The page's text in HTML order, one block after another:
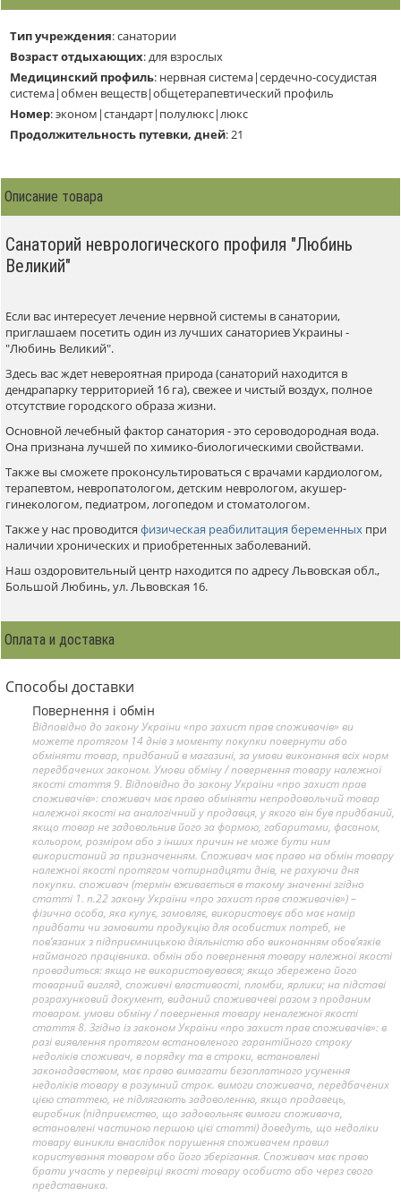
Тип учреждения:санатории
Возраст отдыхающих: для взрослых
Медицинский профиль: нервная система|сердечно-сосудистая
система|обмен веществ|общетерапевтический профиль
Номер:эконом|стандарт|полулюкс|люкс
Продолжительность путевки, дней: 21
Описание товара
Санаторий неврологического профиля "Любинь
Великий"
Если вас интересует лечение нервной системы в санатории,
приглашаем посетить один из лучших санаториев Украины -
"Любинь Великий".
Здесь вас ждет невероятная природа (санаторий находится в
дендрапарку территорией 16 га), свежее и чистый воздух, полное
отсутствие городского образа жизни.
Основной лечебный фактор санатория - это сероводородная вода.
Она признана лучшей по химико-биологическими свойствами.
Также вы сможете проконсультироваться с врачами кардиологом,
терапевтом, невропатологом, детским неврологом, акушер-
гинекологом, педиатром, логопедом и стоматологом.
Также у нас проводится физическая реабилитация беременных при
наличии хронических и приобретенных заболеваний.
Наш оздоровительный центр находится по адресу Львовская обл.,
Большой Любинь, ул. Львовская 16.
Оплата и доставка
Способы доставки
Повернення і обмін
Відповідно до закону України «про захист прав споживачів» ви
можете протягом 14 днів з моменту покупки повернути або
обміняти товар, придбаний в магазині, за умови виконання всіх норм
передбачених законом. Умови обміну / повернення товару належної
якості стаття 9. Відповідно до закону України «про захист прав
споживачів»: споживач має право обміняти непродовольчий товар
належної якості на аналогічний у продавця, у якого він був придбаний,
якщо товар не задовольнив його за формою, габаритами, фасоном,
кольором, розміром або з інших причин не може бути ним
використаний за призначенням. Споживач має право на обмін товару
належної якості протягом чотирнадцяти днів, не рахуючи дня
покупки. споживач (термін вживається в такому значенні згідно
статті 1. п.22 закону України «про захист прав споживачів») –
фізична особа, яка купує, замовляє, використовує або має намір
придбати чи замовити продукцію для особистих потреб, не
пов’язаних з підприємницькою діяльністю або виконанням обов’язків
найманого працівника. обмін або повернення товару належної якості
провадиться: якщо не використовувався; якщо збережено його
товарний вигляд, споживчі властивості, пломби, ярлики; на підставі
розрахунковий документ, виданий споживачеві разом з проданим
товаром. умови обміну / повернення товару неналежної якості
стаття 8. Згідно із законом України «про захист прав споживачів»: в
разі виявлення протягом встановленого гарантійного строку
недоліків споживач, в порядку та в строки, встановлені
законодавством, має право вимагати безоплатного усунення
недоліків товару в розумний строк. вимоги споживача, передбачених
цією статтею, не підлягають задоволенню, якщо продавець,
виробник (підприємство, що задовольняє вимоги споживача,
встановлені частиною першою цієї статті) доведуть, що недоліки
товару виникли внаслідок порушення споживачем правил
користування товаром або його зберігання. Споживач має право
брати участь у перевірці якості товару особисто або через свого
представника.